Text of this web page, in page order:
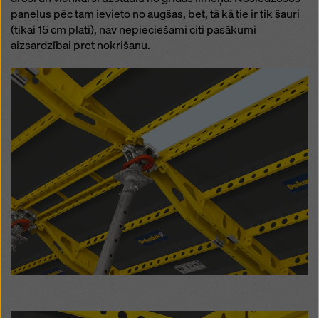
paneļus pēc tam ievieto no augšas, bet, tā kā tie ir tik šauri
(tikai 15 cm plati), nav nepieciešami citi pasākumi
aizsardzībai pret nokrišanu.